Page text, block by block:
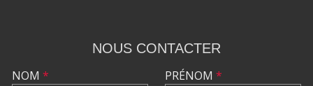
NOUS CONTACTER
NOM * PRÉNOM *